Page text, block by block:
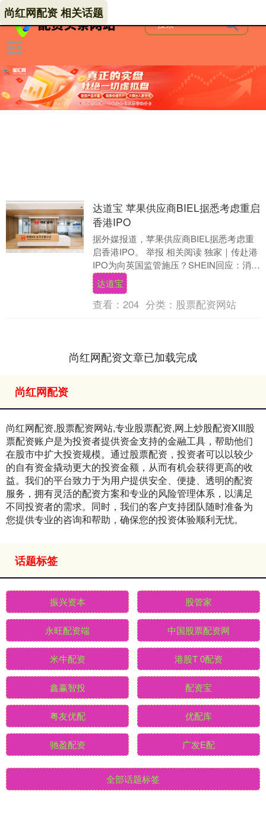
尚红网配资 相关话题
达道宝 苹果供应商BIEL据悉考虑重启
香港IPO
据外媒报道，苹果供应商BIEL据悉考虑重
启香港IPO。 举报 相关阅读 独家｜传赴港
IPO为向英国监管施压？SHEIN回应：消息
不实，系恶意揣测 独家｜传赴港I....
达道宝
查看： 204 分类： 股票配资网站
尚红网配资文章已加载完成
尚红网配资
尚红网配资,股票配资网站,专业股票配资,网上炒股配资XIII‌股
票配资账户是为投资者提供资金支持的金融工具，帮助他们
在股市中扩大投资规模。通过股票配资，投资者可以以较少
的自有资金撬动更大的投资金额，从而有机会获得更高的收
益。我们的平台致力于为用户提供安全、便捷、透明的配资
服务，拥有灵活的配资方案和专业的风险管理体系，以满足
不同投资者的需求。同时，我们的客户支持团队随时准备为
您提供专业的咨询和帮助，确保您的投资体验顺利无忧。
话题标签
振兴资本 股管家
永旺配资端 中国股票配资网
米牛配资 港股T 0配资
鑫赢智投 配资宝
粤友优配 优配库
驰盈配资 广发E配
全部话题标签